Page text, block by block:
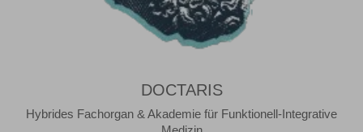
DOCTARIS
Hybrides Fachorgan & Akademie für Funktionell-Integrative